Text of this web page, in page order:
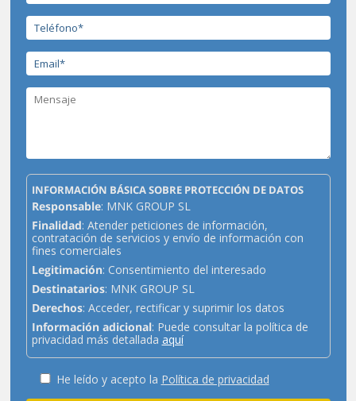
INFORMACIÓN BÁSICA SOBRE PROTECCIÓN DE DATOS
Responsable: MNK GROUP SL
Finalidad: Atender peticiones de información,
contratación de servicios y envío de información con
fines comerciales
Legitimación: Consentimiento del interesado
Destinatarios: MNK GROUP SL
Derechos: Acceder, rectificar y suprimir los datos
Información adicional: Puede consultar la política de
privacidad más detallada aquí
He leído y acepto la Política de privacidad